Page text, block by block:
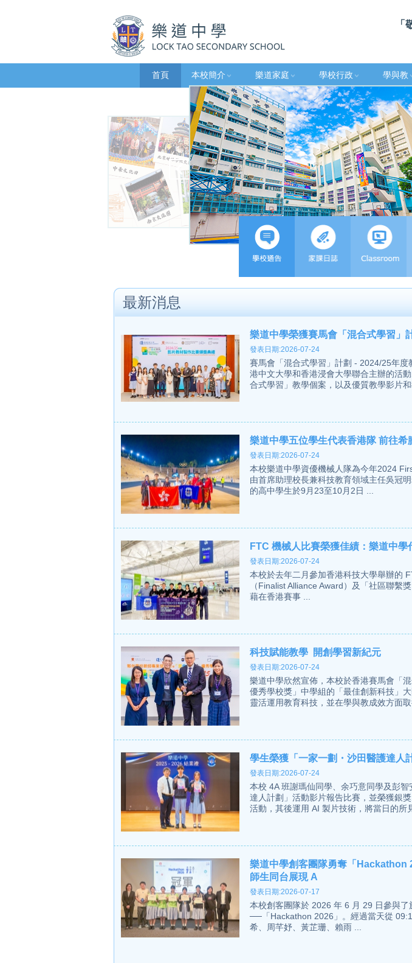
首頁 本校簡介 樂道家庭 學校行政 學與教
最新消息
樂道中學榮獲賽馬會「混合式學習」
發表日期:2026-07-24
賽馬會「混合式學習」計劃 - 2024/25年
港中文大學和香港浸會大學聯合主辦的活
合式學習」教學個案，以及優質教學影片
樂道中學五位學生代表香港隊 前往
發表日期:2026-07-24
本校樂道中學資優機械人隊為今年2024
由首席助理校長兼科技教育領域主任吳冠
的高中學生於9月23至10月2日 ...
FTC 機械人比賽榮獲佳績：樂道中學
發表日期:2026-07-24
本校於去年二月參加香港科技大學舉辦的
（Finalist Alliance Award）及「社區聯繫
藉在香港賽事 ...
科技賦能教學 開創學習新紀元
發表日期:2026-07-24
樂道中學欣然宣佈，本校於香港賽馬會「
優秀學校獎」中學組的「最佳創新科技」
靈活運用教育科技，並在學與教成效方面
學生榮獲「一家一劃・沙田醫護達人
發表日期:2026-07-24
本校 4A 班謝瑪仙同學、余巧意同學及彭
達人計劃」活動影片報告比賽，並榮獲銀
活動，其後運用 AI 製片技術，將當日的所
樂道中學創客團隊勇奪「Hackathon
師生同台展現 A
發表日期:2026-07-17
本校創客團隊於 2026 年 6 月 29 日參與
──「Hackathon 2026」。經過當天從
希、周芊妤、黃芷珊、賴雨 ...